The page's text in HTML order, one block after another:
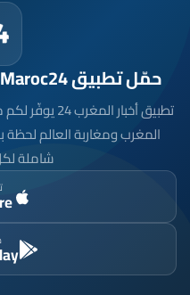
حمّل تطبيق Maroc24، أخبار المغرب تصلك أولاً
تطبيق أخبار
المغرب ومغاربة العالم
شاملة